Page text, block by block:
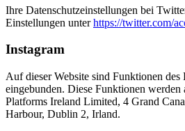
Ihre Datenschutzeinstellungen bei
Einstellungen unterhttps://twitter.com/
Instagram
Auf dieser Website sind Funktionen des
eingebunden. Diese Funktionen werden
Platforms Ireland Limited, 4 Grand
Harbour, Dublin 2, Irland.